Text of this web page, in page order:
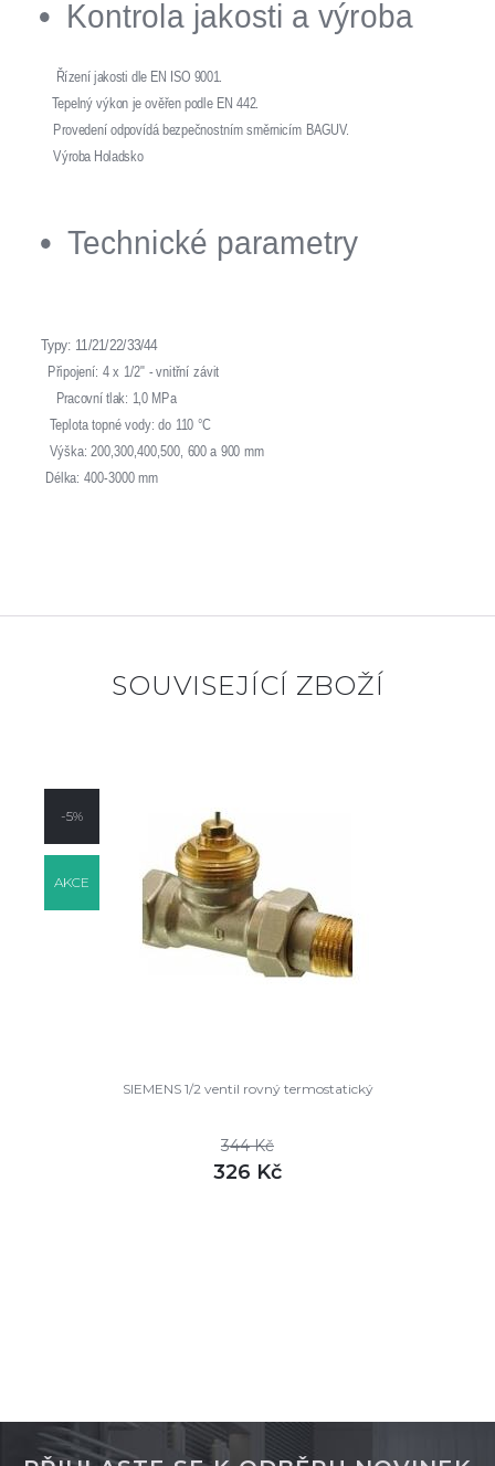
Kontrola jakosti a výroba
Řízení jakosti dle EN ISO 9001.
Tepelný výkon je ověřen podle EN 442.
Provedení odpovídá bezpečnostním směrnicím BAGUV.
Výroba Holadsko
Technické parametry
Typy: 11/21/22/33/44
Připojení: 4 x 1/2" - vnitřní závit
Pracovní tlak: 1,0 MPa
Teplota topné vody: do 110 °C
Výška: 200,300,400,500, 600 a 900 mm
Délka: 400-3000 mm
SOUVISEJÍCÍ ZBOŽÍ
-5%
AKCE
SIEMENS 1/2 ventil rovný termostatický
344 Kč
326 Kč